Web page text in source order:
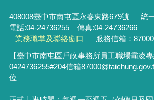
408008臺中市南屯區永春東路679號 統
電話:04-24736255 傳真:04-24736266
業務職掌及聯絡窗口
服務信箱：
【臺中市南屯區戶政事務所員工職場霸凌專
0424736255#204信箱